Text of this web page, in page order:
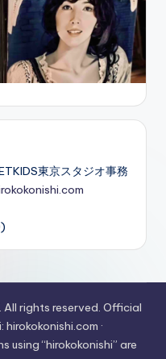
東京スタジオ事務
All rights reserved. Official
·
using “hirokokonishi” are